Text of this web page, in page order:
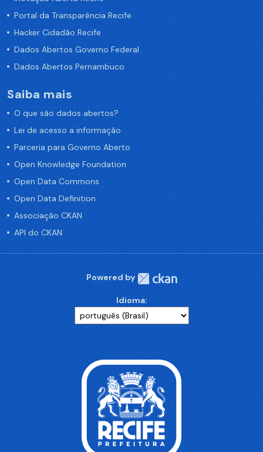
Portal da Transparência Recife
Hacker Cidadão Recife
Dados Abertos Governo Federal
Dados Abertos Pernambuco
Saiba mais
O que são dados abertos?
Lei de acesso a informação
Parceria para Governo Aberto
Open Knowledge Foundation
Open Data Commons
Open Data Definition
Associação CKAN
API do CKAN
Powered by
Idioma